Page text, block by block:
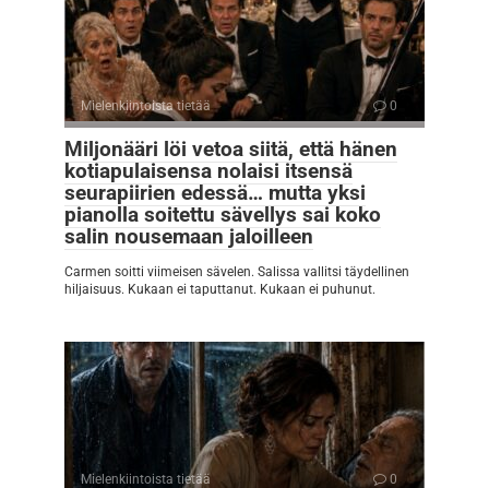
Mielenkiintoista tietää 0
Miljonääri löi vetoa siitä, että hänen
kotiapulaisensa nolaisi itsensä
seurapiirien edessä… mutta yksi
pianolla soitettu sävellys sai koko
salin nousemaan jaloilleen
Carmen soitti viimeisen sävelen. Salissa vallitsi täydellinen
hiljaisuus. Kukaan ei taputtanut. Kukaan ei puhunut.
Mielenkiintoista tietää 0